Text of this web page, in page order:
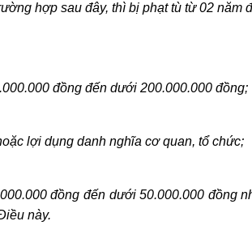
hợp sau đây, thì bị phạt tù từ 02 năm
đồng đến dưới 200.000.000 đồng;
lợi dụng danh nghĩa cơ quan, tổ chức;
đồng đến dưới 50.000.000 đồng
này.